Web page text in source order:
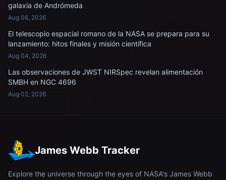
galaxia de Andrómeda
Aug 06, 2026
El telescopio espacial romano de la NASA se prepara para su
lanzamiento: hitos finales y misión científica
Aug 04, 2026
Las observaciones de JWST NIRSpec revelan alimentación
SMBH en NGC 4696
Aug 02, 2026
James Webb Tracker
Explore the universe through the eyes of NASA's James Webb